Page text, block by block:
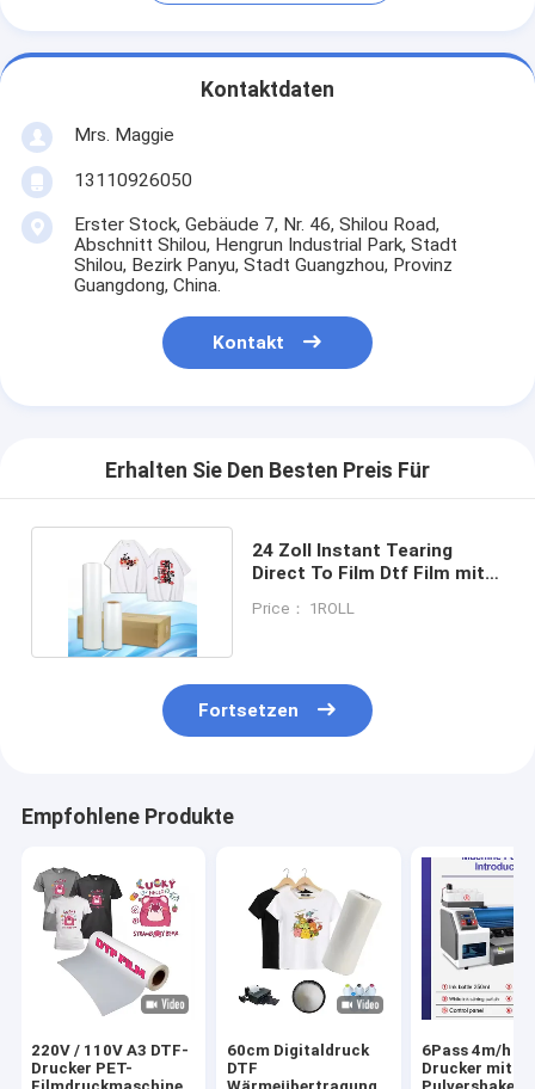
Kontaktdaten
Mrs. Maggie
13110926050
Erster Stock, Gebäude 7, Nr. 46, Shilou Road,
Abschnitt Shilou, Hengrun Industrial Park, Stadt
Shilou, Bezirk Panyu, Stadt Guangzhou, Provinz
Guangdong, China.
Kontakt
Erhalten Sie Den Besten Preis Für
24 Zoll Instant Tearing
Direct To Film Dtf Film mit
Price： 1ROLL
Fortsetzen
Empfohlene Produkte
220V / 110V A3 DTF-
Drucker PET-
60cm Digitaldruck
DTF
6Pass 4m/h
Drucker mit